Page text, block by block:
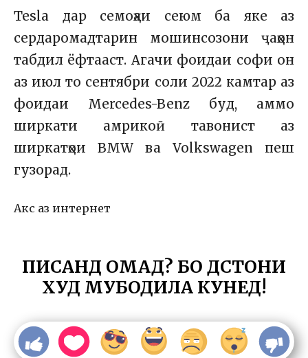
Tesla дар семоҳаи сеюм ба яке аз
сердаромадтарин мошинсозони ҷаҳон
табдил ёфтааст. Агачи фоидаи софи он
аз июл то сентябри соли 2022 камтар аз
фоидаи Mercedes-Benz буд, аммо
ширкати амрикоӣ тавонист аз
ширкатҳои BMW ва Volkswagen пеш
гузорад.
Акс аз интернет
ПИСАНД ОМАД? БО ДӮСТОНИ
ХУД МУБОДИЛА КУНЕД!